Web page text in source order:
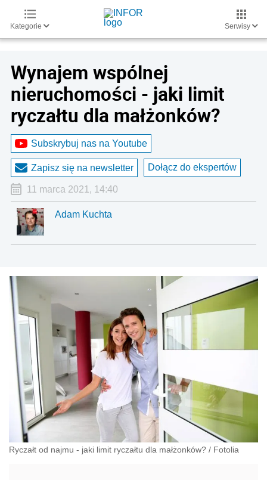
Kategorie Serwisy
Wynajem wspólnej
nieruchomości - jaki limit
ryczałtu dla małżonków?
Subskrybuj nas na Youtube
Zapisz się na newsletter Dołącz do ekspertów
11 marca 2021, 14:40
Adam Kuchta
Ryczałt od najmu - jaki limit ryczałtu dla małżonków? / Fotolia